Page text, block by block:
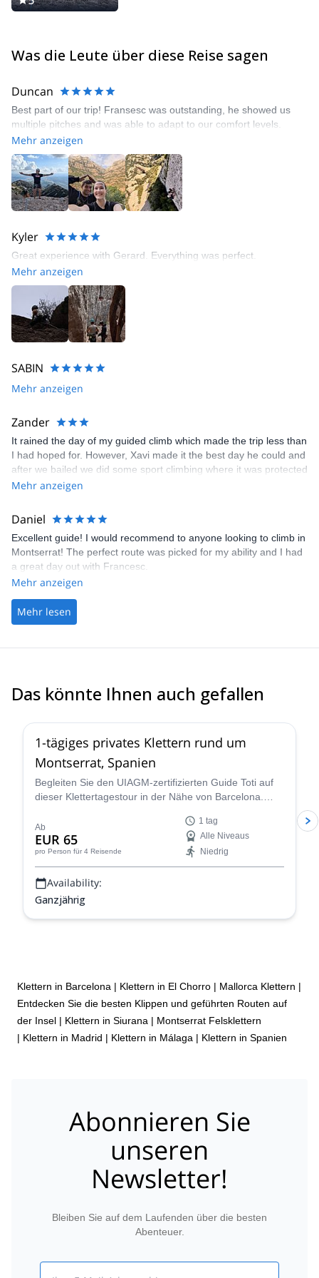
Was die Leute über diese Reise sagen
Duncan
Best part of our trip! Fransesc was outstanding, he showed us
multiple pitches and was able to adapt to our comfort levels.
Mehr anzeigen
Kyler
Great experience with Gerard. Everything was perfect.
Mehr anzeigen
SABIN
Mehr anzeigen
Zander
It rained the day of my guided climb which made the trip less than
I had hoped for. However, Xavi made it the best day he could and
after we bailed we did some sport climbing where it was protected
from rain.
Mehr anzeigen
Daniel
Excellent guide! I would recommend to anyone looking to climb in
Montserrat! The perfect route was picked for my ability and I had
a great day out with Francesc.
Mehr anzeigen
Mehr lesen
Das könnte Ihnen auch gefallen
4.9 (
1-tägiges privates Klettern rund um
Montserrat, Spanien
Begleiten Sie den UIAGM-zertifizierten Guide Toti auf
dieser Klettertagestour in der Nähe von Barcelona.
Mehrseillängenrouten in Montserrat!
Ab
EUR 65
pro Person für 4 Reisende
1 tag
Alle Niveaus
Niedrig
Availability:
Ganzjährig
Klettern in Barcelona | Klettern in El Chorro | Mallorca Klettern |
Entdecken Sie die besten Klippen und geführten Routen auf
der Insel | Klettern in Siurana | Montserrat Felsklettern
| Klettern in Madrid | Klettern in Málaga | Klettern in Spanien
Abonnieren Sie
unseren
Newsletter!
Bleiben Sie auf dem Laufenden über die besten
Abenteuer.